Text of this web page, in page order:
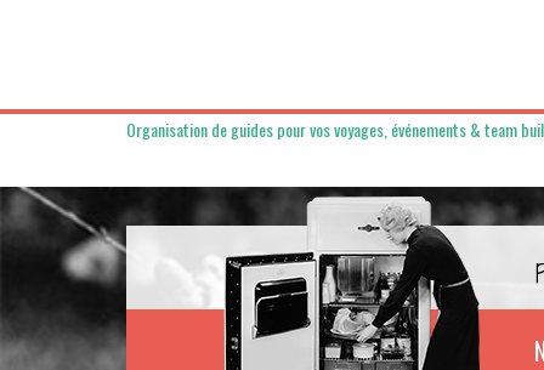
Organisation de guides pour vos voyages, événements & team